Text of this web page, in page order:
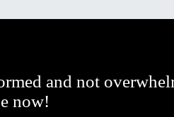
and not
now!